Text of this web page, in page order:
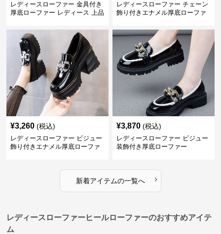
レディースローファー 金具付き
厚底ローファー レディース 上品
レディースローファー チェーン
飾り付きエナメル厚底ローファ
¥3,260 (税込)
レディースローファー ビジュー
飾り付きエナメル厚底ローファ
¥3,870 (税込)
レディースローファー ビジュー
装飾付き厚底ローファー
新着アイテムの一覧へ ›
レディースローファーヒールローファーのおすすめアイテ
ム